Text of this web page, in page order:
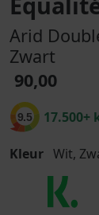
Arid
Zwart
90,00
9.5 17.500+
Kleur Wit,